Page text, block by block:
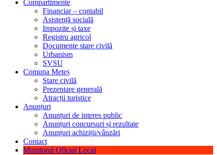
Compartimente
Financiar – contabil
Asistență socială
Impozite și taxe
Registru agricol
Documente stare civilă
Urbanism
SVSU
Comuna Meteș
Stare civilă
Prezentare generală
Atracții turistice
Anunțuri
Anunțuri de interes public
Anunțuri concursuri și rezultate
Anunțuri achiziții/vânzări
Contact
Monitorul Oficial Local